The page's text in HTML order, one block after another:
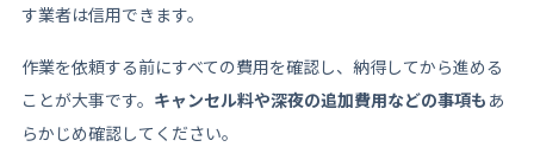
す業者は信用できます。
作業を依頼する前にすべての費用を確認し、納得してから進める
ことが大事です。 キャンセル料や深夜の追加費用などの事項も あ
らかじめ確認してください。